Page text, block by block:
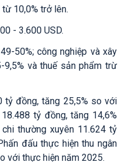
10,0% trở lên.
- 3.600 USD.
50%; công nghiệp và xây
9,5% và thuế sản phẩm trừ
tỷ đồng, tăng 25,5% so với
tỷ đồng, tăng 14,6%
thường xuyên 11.624 tỷ
đấu thực hiện thu ngân
với thực hiện năm 2025.